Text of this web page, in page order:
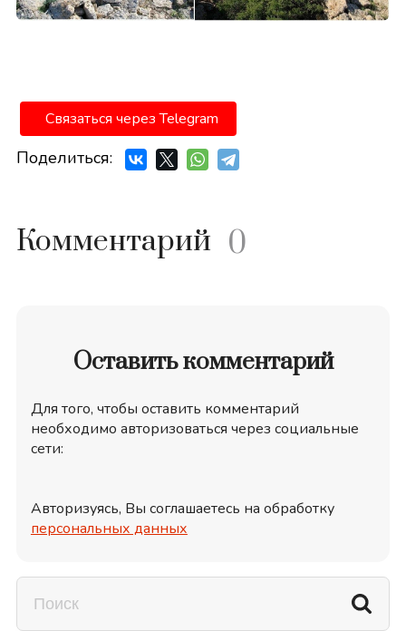
Связаться через Telegram
Поделиться:
Комментарий 0
Оставить комментарий
Для того, чтобы оставить комментарий
необходимо авторизоваться через социальные
сети:
Авторизуясь, Вы соглашаетесь на обработку
персональных данных